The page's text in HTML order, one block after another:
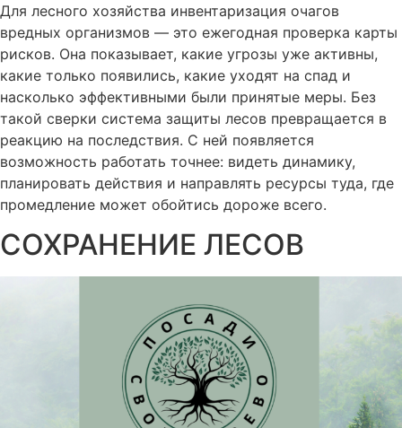
Для лесного хозяйства инвентаризация очагов
вредных организмов — это ежегодная проверка карты
рисков. Она показывает, какие угрозы уже активны,
какие только появились, какие уходят на спад и
насколько эффективными были принятые меры. Без
такой сверки система защиты лесов превращается в
реакцию на последствия. С ней появляется
возможность работать точнее: видеть динамику,
планировать действия и направлять ресурсы туда, где
промедление может обойтись дороже всего.
СОХРАНЕНИЕ ЛЕСОВ